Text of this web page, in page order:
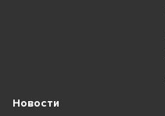
Новости